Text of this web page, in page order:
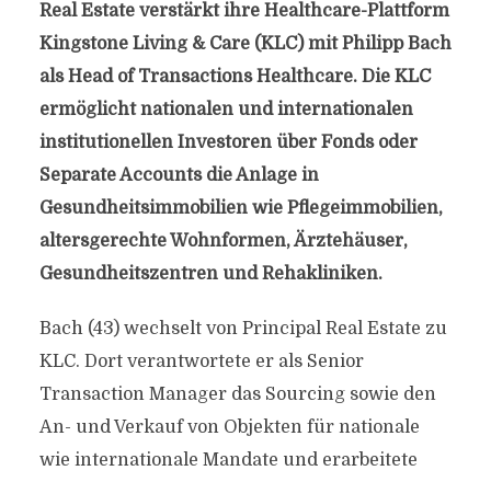
Real Estate verstärkt ihre Healthcare-Plattform
Kingstone Living & Care (KLC) mit Philipp Bach
als Head of Transactions Healthcare. Die KLC
ermöglicht nationalen und internationalen
institutionellen Investoren über Fonds oder
Separate Accounts die Anlage in
Gesundheitsimmobilien wie Pflegeimmobilien,
altersgerechte Wohnformen, Ärztehäuser,
Gesundheitszentren und Rehakliniken.
Bach (43) wechselt von Principal Real Estate zu
KLC. Dort verantwortete er als Senior
Transaction Manager das Sourcing sowie den
An- und Verkauf von Objekten für nationale
wie internationale Mandate und erarbeitete